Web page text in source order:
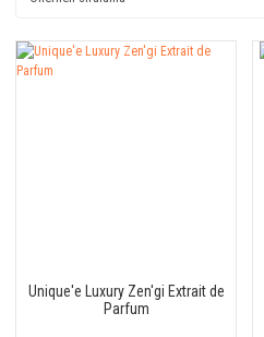
Unique'e Luxury Zen'gi Extrait de
Parfum